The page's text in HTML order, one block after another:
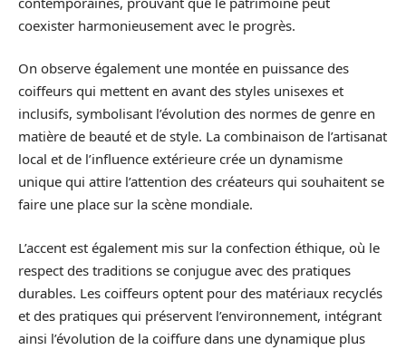
coexister harmonieusement avec le progrès.
On observe également une montée en puissance des
coiffeurs qui mettent en avant des styles unisexes et
inclusifs, symbolisant l’évolution des normes de genre en
matière de beauté et de style. La combinaison de l’artisanat
local et de l’influence extérieure crée un dynamisme
unique qui attire l’attention des créateurs qui souhaitent se
faire une place sur la scène mondiale.
L’accent est également mis sur la confection éthique, où le
respect des traditions se conjugue avec des pratiques
durables. Les coiffeurs optent pour des matériaux recyclés
et des pratiques qui préservent l’environnement, intégrant
ainsi l’évolution de la coiffure dans une dynamique plus